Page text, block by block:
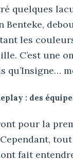
quelques
Benteke,
les
C’est une
qu’Insigne…
: des
pour la
fait